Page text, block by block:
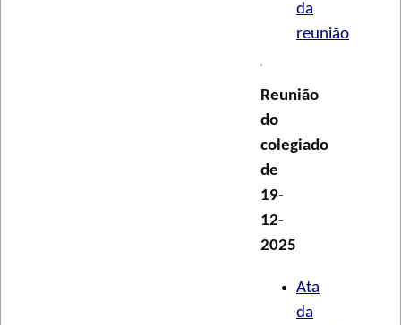
da
reunião
Reunião
do
colegiado
de
19-
12-
2025
Ata
da